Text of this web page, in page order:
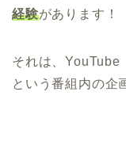
経験があります！
それは、YouTube
という番組内の企